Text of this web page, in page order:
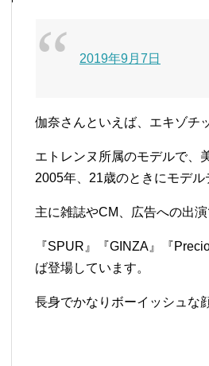
2019年9月7日
伽奈さんといえば、エキゾチ
エトレンヌ所属のモデルで、
2005年、 21歳のときにモデル
主に雑誌やCM、広告への出演
『SPUR』『GINZA』『
ば登場しています。
長身でかなりボーイッシュな